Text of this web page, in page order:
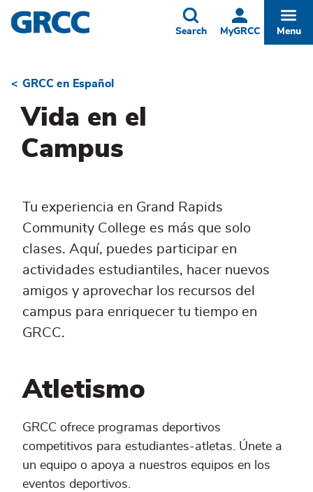
Skip
to
MyGRCC
Toggle
Search Menu
Breadcrumb
GRCC en Español
Vida en el
Campus
Tu experiencia en Grand Rapids
Community College es más que solo
clases. Aquí, puedes participar en
actividades estudiantiles, hacer nuevos
amigos y aprovechar los recursos del
campus para enriquecer tu tiempo en
GRCC.
Atletismo
GRCC ofrece programas deportivos
competitivos para estudiantes-atletas. Únete a
un equipo o apoya a nuestros equipos en los
eventos deportivos.